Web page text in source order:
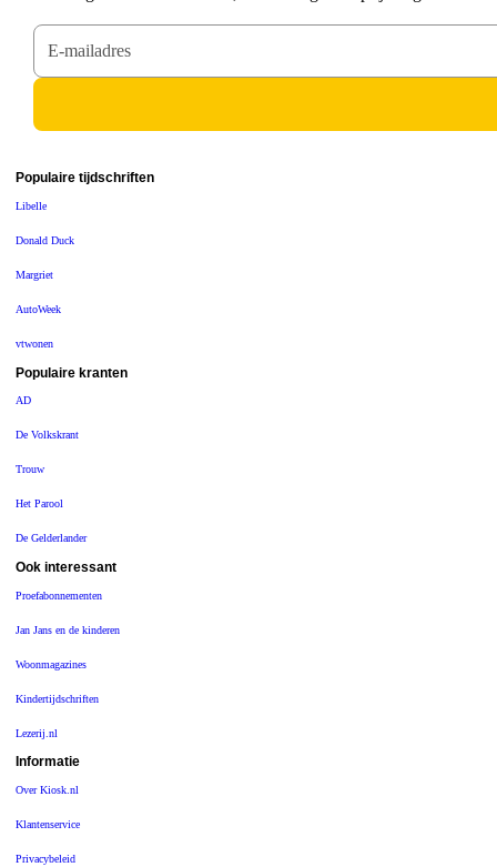
Populaire tijdschriften
Libelle
Donald Duck
Margriet
AutoWeek
vtwonen
Populaire kranten
AD
De Volkskrant
Trouw
Het Parool
De Gelderlander
Ook interessant
Proefabonnementen
Jan Jans en de kinderen
Woonmagazines
Kindertijdschriften
Lezerij.nl
Informatie
Over Kiosk.nl
Klantenservice
Privacybeleid